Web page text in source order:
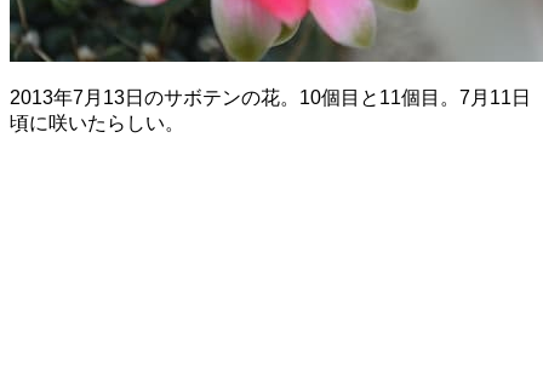
2013年7月13日のサボテンの花。10個目と11個目。7月11日
頃に咲いたらしい。